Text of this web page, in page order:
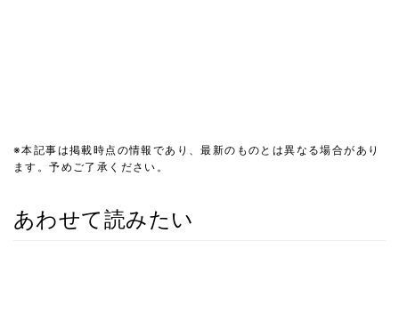
※本記事は掲載時点の情報であり、最新のものとは異なる場合があり
ます。予めご了承ください。
あわせて読みたい